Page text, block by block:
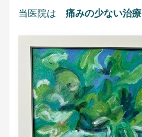
当医院は 痛みの少ない治療